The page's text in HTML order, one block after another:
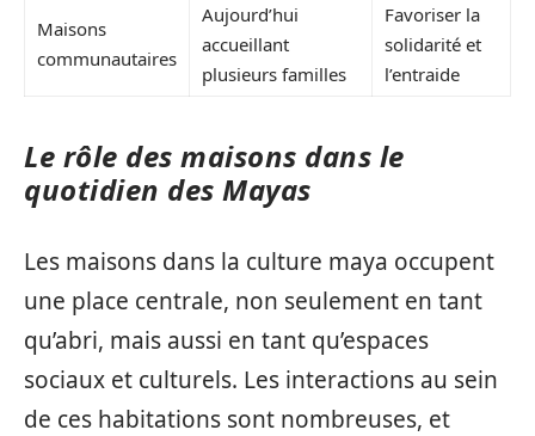
Maisons
communautaires
Aujourd’hui
accueillant
plusieurs familles
Favoriser la
solidarité et
l’entraide
Le rôle des maisons dans le
quotidien des Mayas
Les maisons dans la culture maya occupent
une place centrale, non seulement en tant
qu’abri, mais aussi en tant qu’espaces
sociaux et culturels. Les interactions au sein
de ces habitations sont nombreuses, et